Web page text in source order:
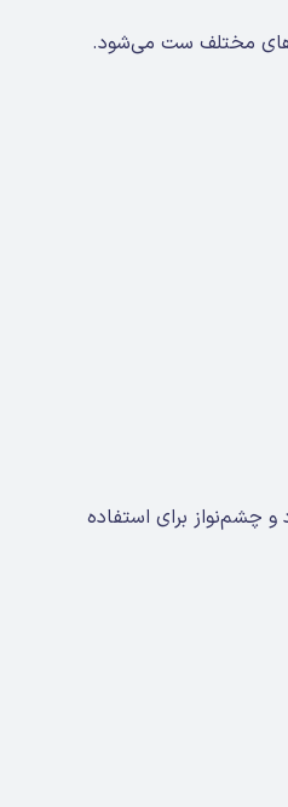
مختلف ست می‌شود.
برای استفاده